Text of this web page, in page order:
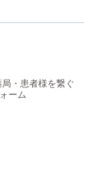
・患者様を繋ぐ
ーム